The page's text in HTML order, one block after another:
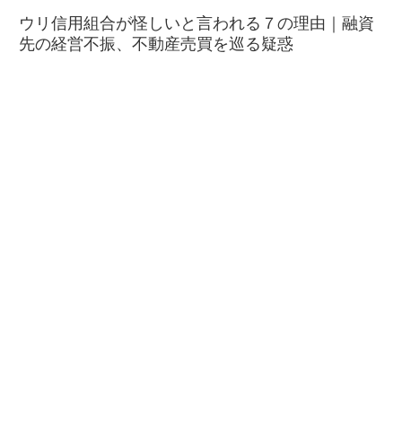
ウリ信用組合が怪しいと言われる７の理由｜融資
先の経営不振、不動産売買を巡る疑惑